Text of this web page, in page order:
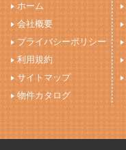
ホーム
会社概要
プライバシーポリシー
利用規約
サイトマップ
物件カタログ